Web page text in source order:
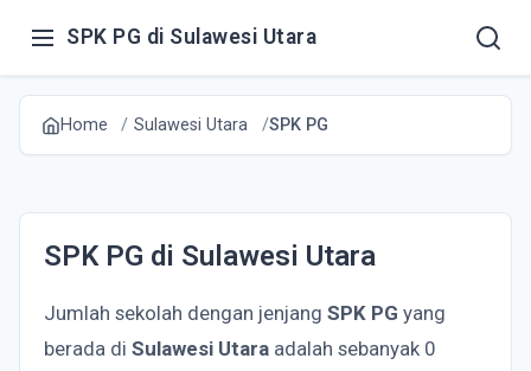
SPK PG di Sulawesi Utara
Home Sulawesi Utara SPK PG
SPK PG di Sulawesi Utara
Jumlah sekolah dengan jenjang SPK PG yang
berada di Sulawesi Utara adalah sebanyak 0